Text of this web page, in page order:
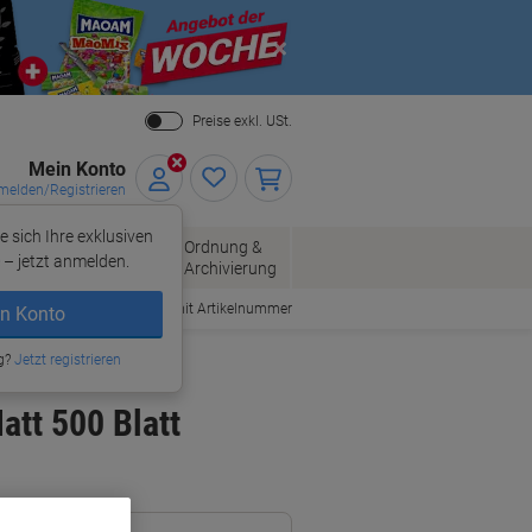
Close
Preise exkl. USt.
Mein Konto
Registrieren
sich Ihre exklusiven
jetzt anmelden.
Konto
Jetzt registrieren
Bürobedarf
Ordnung &
Archivierung
Bestellen mit Artikelnummer
500 Blatt